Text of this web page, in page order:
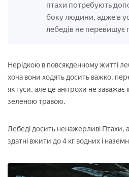
птахи потребують
боку людини, адже в
лебедів не перевищує
Нерідкою в повсякденному житті
хоча вони ходять досить важко,
як гуси, але це анітрохи не заважає
зеленою травою.
Лебеді досить ненажерливі Птахи,
здатні вжити до 4 кг водних і